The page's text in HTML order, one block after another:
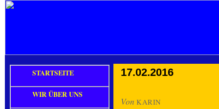
17.02.2016
Von KARIN
STARTSEITE
WIR ÜBER UNS